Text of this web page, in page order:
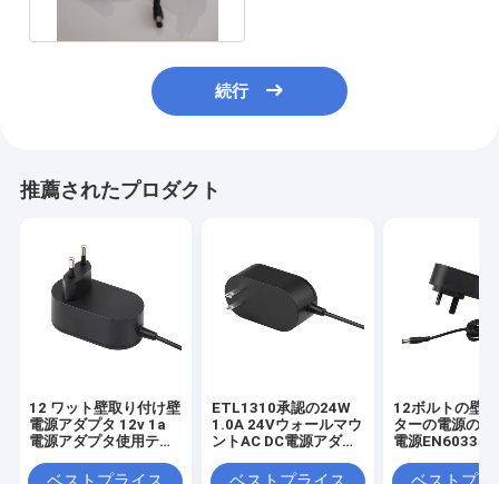
続行
推薦されたプロダクト
12 ワット壁取り付け壁
電源アダプタ 12v 1a
電源アダプタ使用テレ
ETL1310承認の24W
1.0A 24Vウォールマウ
ントAC DC電源アダプ
12ボルトの壁
ターの電源の普
電源EN60335